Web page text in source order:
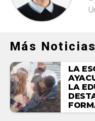
Más Noticias
LA
LA